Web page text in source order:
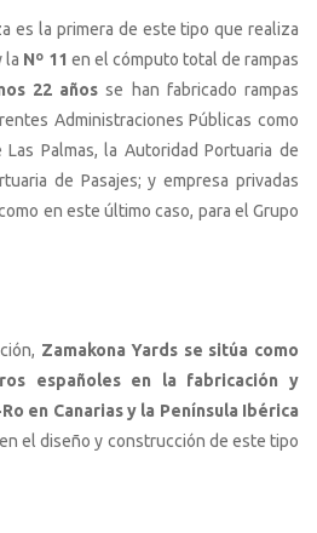
es la primera de este tipo que realiza
la Nº 11 en el cómputo total de rampas
22 años se han fabricado rampas
Administraciones Públicas como
Palmas, la Autoridad Portuaria de
de Pasajes; y empresa privadas
en este último caso, para el Grupo
Zamakona Yards se sitúa como
españoles en la fabricación y
en Canarias y la Península Ibérica
el diseño y construcción de este tipo